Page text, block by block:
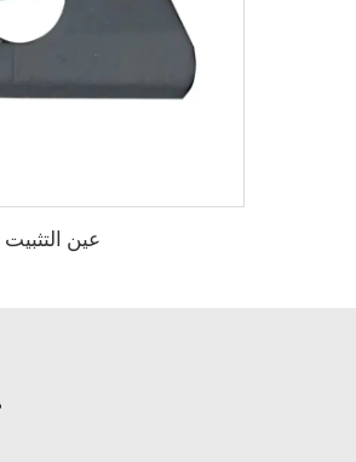
عين التثبيت LAP-1